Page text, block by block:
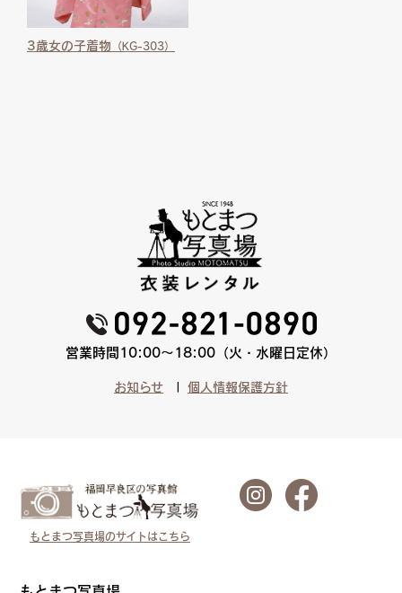
3歳女の子着物 （KG-303）
営業時間10:00〜18:00（火・水曜日定休）
お知らせ 個人情報保護方針
もとまつ写真場のサイトはこちら